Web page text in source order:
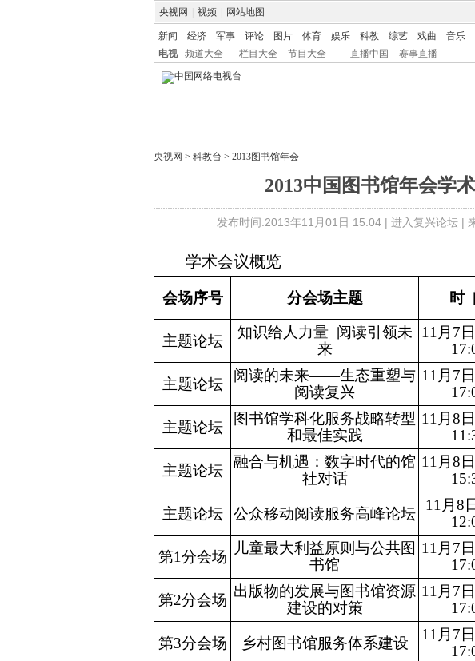
央视网 视频 网站地图
新闻 经济 军事 评论 图片 体育 娱乐 科教 综艺 戏曲 音乐
电视
频道大全 栏目大全 节目大全 直播中国 赛事直播
央视网 > 科教台 > 2013图书馆年会
2013中国图书馆年会学
发布时间:2013年11月01日 15:04 | 进入复兴论坛|
学术会议概览
会场序号 分会场主题 时
主题论坛
知识给人力量 阅读引领未
来
11月7
主题论坛
阅读的未来——生态重塑与
阅读复兴
11月7
主题论坛
图书馆学科化服务战略转型
和最佳实践
11月8
主题论坛
融合与机遇：数字时代的馆
社对话
11月8
主题论坛 公众移动阅读服务高峰论坛
11月8
第1分会场
儿童最大利益原则与公共图
书馆
11月7
第2分会场
出版物的发展与图书馆资源
建设的对策
11月7
第3分会场 乡村图书馆服务体系建设
11月7